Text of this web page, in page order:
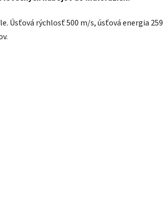
Úsťová rýchlosť 500 m/s, úsťová energia 259